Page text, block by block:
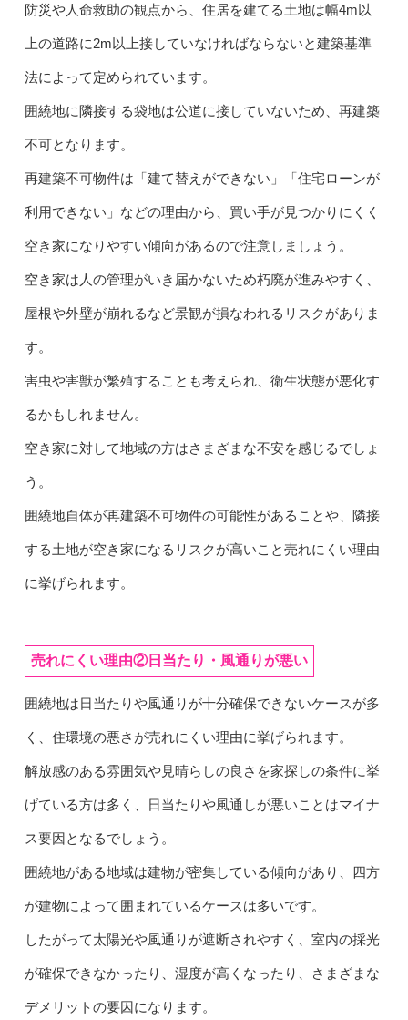
防災や人命救助の観点から、住居を建てる土地は幅4m以
上の道路に2m以上接していなければならないと建築基準
法によって定められています。
囲繞地に隣接する袋地は公道に接していないため、再建築
不可となります。
再建築不可物件は「建て替えができない」「住宅ローンが
利用できない」などの理由から、買い手が見つかりにくく
空き家になりやすい傾向があるので注意しましょう。
空き家は人の管理がいき届かないため朽廃が進みやすく、
屋根や外壁が崩れるなど景観が損なわれるリスクがありま
す。
害虫や害獣が繁殖することも考えられ、衛生状態が悪化す
るかもしれません。
空き家に対して地域の方はさまざまな不安を感じるでしょ
う。
囲繞地自体が再建築不可物件の可能性があることや、隣接
する土地が空き家になるリスクが高いこと売れにくい理由
に挙げられます。
売れにくい理由②日当たり・風通りが悪い
囲繞地は日当たりや風通りが十分確保できないケースが多
く、住環境の悪さが売れにくい理由に挙げられます。
解放感のある雰囲気や見晴らしの良さを家探しの条件に挙
げている方は多く、日当たりや風通しが悪いことはマイナ
ス要因となるでしょう。
囲繞地がある地域は建物が密集している傾向があり、四方
が建物によって囲まれているケースは多いです。
したがって太陽光や風通りが遮断されやすく、室内の採光
が確保できなかったり、湿度が高くなったり、さまざまな
デメリットの要因になります。